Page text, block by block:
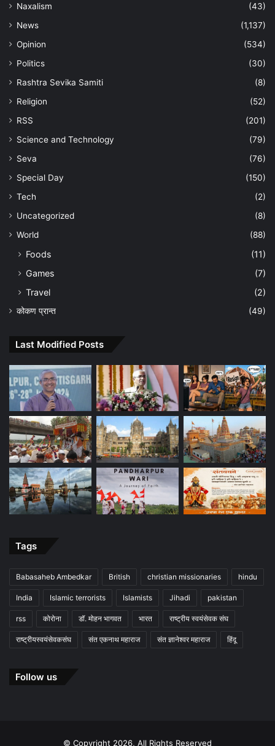
Naxalism
(43)
News
(1,137)
Opinion
(534)
Politics
(30)
Rashtra Sevika Samiti
(8)
Religion
(52)
RSS
(201)
Science and Technology
(79)
Seva
(76)
Special Day
(150)
Tech
(2)
Uncategorized
(8)
World
(88)
Foods
(11)
Games
(7)
Travel
(2)
कोकण प्रान्त (49)
Last Modified Posts
Tags
Babasaheb Ambedkar British christian missionaries hindu
India Islamic terrorists Islamists Jihadi pakistan
rss कोरोना डॉ. मोहन भागवत भारत राष्ट्रीय स्वयंसेवक संघ
राष्ट्रीयस्वयंसेवकसंघ संत एकनाथ महाराज संत ज्ञानेश्वर महाराज हिंदू
Follow us
© Copyright 2026, All Rights Reserved